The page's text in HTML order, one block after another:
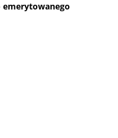
emerytowanego